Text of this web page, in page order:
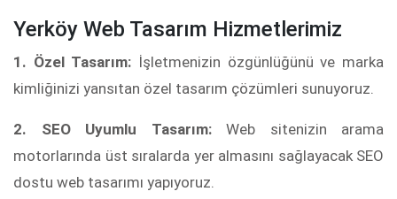
Yerköy Web Tasarım Hizmetlerimiz
1. Özel Tasarım: İşletmenizin özgünlüğünü ve marka
kimliğinizi yansıtan özel tasarım çözümleri sunuyoruz.
2. SEO Uyumlu Tasarım:Web sitenizin arama
motorlarında üst sıralarda yer almasını sağlayacak SEO
dostu web tasarımı yapıyoruz.